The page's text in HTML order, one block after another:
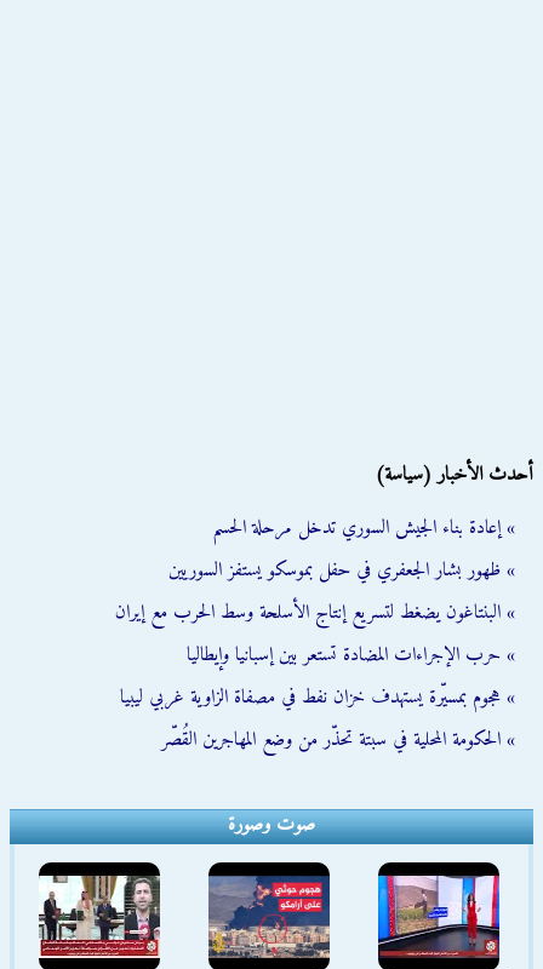
أحدث الأخبار (سياسة)
» إعادة بناء الجيش السوري تدخل مرحلة الحسم
» ظهور بشار الجعفري في حفل بموسكو يستفز السوريين
» البنتاغون يضغط لتسريع إنتاج الأسلحة وسط الحرب مع إيران
» حرب الإجراءات المضادة تستعر بين إسبانيا وإيطاليا
» هجوم بمسيّرة يستهدف خزان نفط في مصفاة الزاوية غربي ليبيا
» الحكومة المحلية في سبتة تحذّر من وضع المهاجرين القُصّر
صوت وصورة